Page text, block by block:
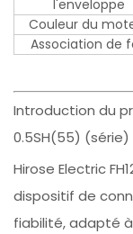
l'enveloppe
Couleur du
Association de
Introduction du
0.5SH(55) (série)
Hirose Electric
dispositif de
fiabilité, adapté